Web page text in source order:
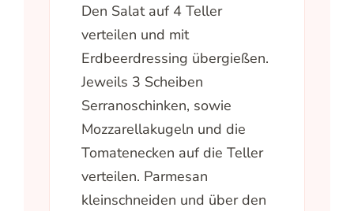
Den Salat auf 4 Teller
verteilen und mit
Erdbeerdressing übergießen.
Jeweils 3 Scheiben
Serranoschinken, sowie
Mozzarellakugeln und die
Tomatenecken auf die Teller
verteilen. Parmesan
kleinschneiden und über den